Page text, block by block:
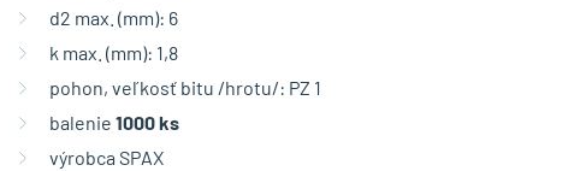
d2 max. (mm): 6
k max. (mm): 1,8
pohon, veľkosť bitu /hrotu/: PZ 1
balenie 1000 ks
výrobca SPAX